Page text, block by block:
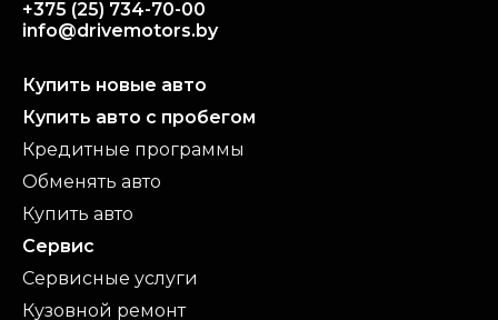
+375 (25) 734-70-00
info@drivemotors.by
Купить новые авто
Купить авто с пробегом
Кредитные программы
Обменять авто
Купить авто
Сервис
Сервисные услуги
Кузовной ремонт